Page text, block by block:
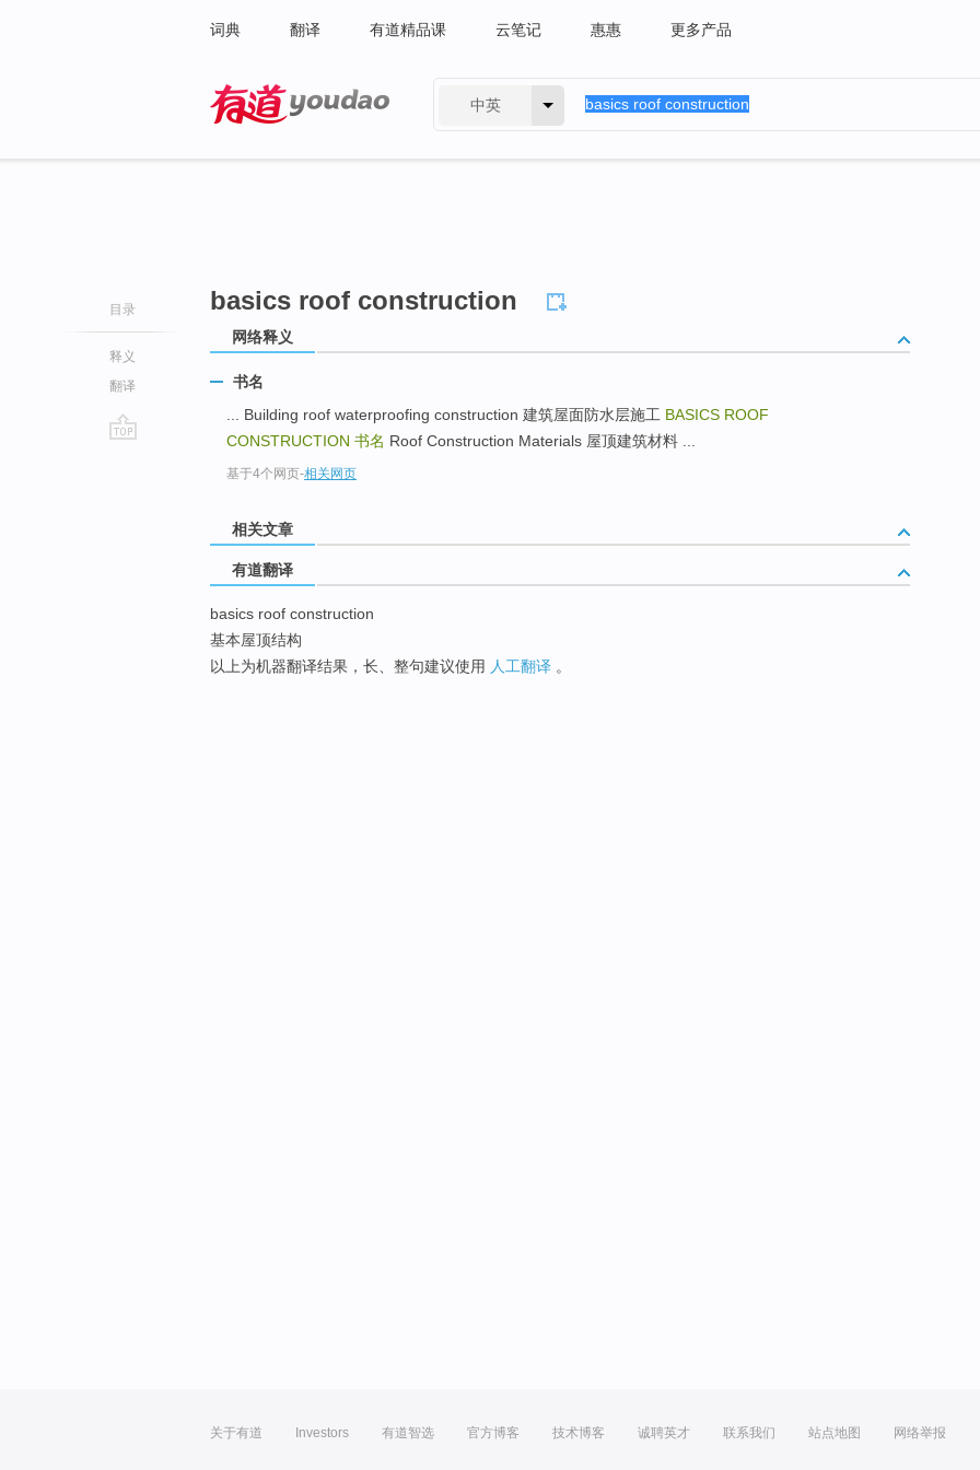
词典 翻译 有道精品课 云笔记 惠惠 更多产品
中英
目录
释义
翻译
basics roof construction
网络释义
书名
... Building roof waterproofing construction 建筑屋面防水层施工 BASICS ROOF
CONSTRUCTION 书名 Roof Construction Materials 屋顶建筑材料 ...
基于4个网页-相关网页
相关文章
有道翻译
basics roof construction
基本屋顶结构
以上为机器翻译结果，长、整句建议使用 人工翻译 。
关于有道 Investors 有道智选 官方博客 技术博客 诚聘英才 联系我们 站点地图 网络举报